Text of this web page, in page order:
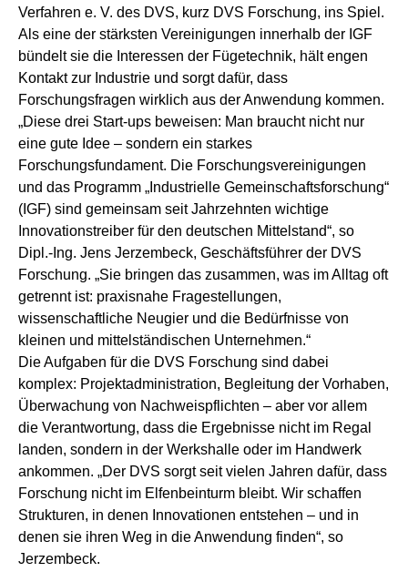
Verfahren e. V. des DVS, kurz DVS Forschung, ins Spiel.
Als eine der stärksten Vereinigungen innerhalb der IGF
bündelt sie die Interessen der Fügetechnik, hält engen
Kontakt zur Industrie und sorgt dafür, dass
Forschungsfragen wirklich aus der Anwendung kommen.
„Diese drei Start-ups beweisen: Man braucht nicht nur
eine gute Idee – sondern ein starkes
Forschungsfundament. Die Forschungsvereinigungen
und das Programm „Industrielle Gemeinschaftsforschung“
(IGF) sind gemeinsam seit Jahrzehnten wichtige
Innovationstreiber für den deutschen Mittelstand“, so
Dipl.-Ing. Jens Jerzembeck, Geschäftsführer der DVS
Forschung. „Sie bringen das zusammen, was im Alltag oft
getrennt ist: praxisnahe Fragestellungen,
wissenschaftliche Neugier und die Bedürfnisse von
kleinen und mittelständischen Unternehmen.“
Die Aufgaben für die DVS Forschung sind dabei
komplex: Projektadministration, Begleitung der Vorhaben,
Überwachung von Nachweispflichten – aber vor allem
die Verantwortung, dass die Ergebnisse nicht im Regal
landen, sondern in der Werkshalle oder im Handwerk
ankommen. „Der DVS sorgt seit vielen Jahren dafür, dass
Forschung nicht im Elfenbeinturm bleibt. Wir schaffen
Strukturen, in denen Innovationen entstehen – und in
denen sie ihren Weg in die Anwendung finden“, so
Jerzembeck.